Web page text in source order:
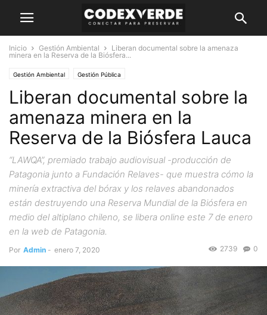
Inicio Gestión Ambiental
Liberan documental sobre la amenaza
minera en la Reserva de la Biósfera...
Gestión Ambiental Gestión Pública
Liberan documental sobre la
amenaza minera en la
Reserva de la Biósfera Lauca
“LAWQA”, premiado trabajo audiovisual -producción de
Patagonia junto a Fundación Relaves- que muestra cómo la
minería extractiva del bórax y los relaves abandonados
están destruyendo una Reserva Mundial de la Biósfera en
medio del altiplano chileno, se libera online este 7 de enero
en la web de Patagonia.
Por Admin - enero 7, 2020 0
2739